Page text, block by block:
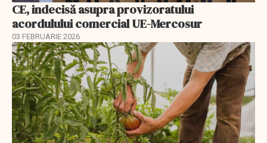
CE, indecisă asupra provizoratului
acordulului comercial UE-Mercosur
03 FEBRUARIE 2026